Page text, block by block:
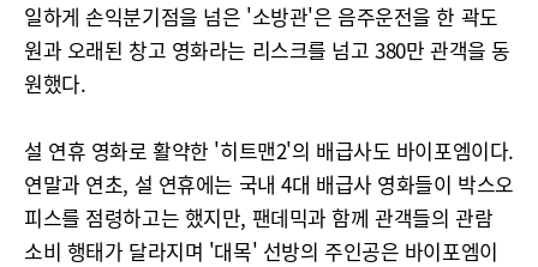
일하게 손익분기점을 넘은 '소방관'은 음주운전을 한 곽도
원과 오래된 창고 영화라는 리스크를 넘고 380만 관객을 동
원했다.
설 연휴 영화로 활약한 '히트맨2'의 배급사도 바이포엠이다.
연말과 연초, 설 연휴에는 국내 4대 배급사 영화들이 박스오
피스를 점령하고는 했지만, 팬데믹과 함께 관객들의 관람
소비 행태가 달라지며 '대목' 선방의 주인공은 바이포엠이